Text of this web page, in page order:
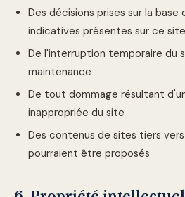
Des décisions prises sur la base
indicatives présentes sur ce site
De l'interruption temporaire du
maintenance
De tout dommage résultant
inappropriée du site
Des contenus de sites tiers
pourraient être proposés